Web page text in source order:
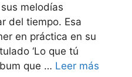
melodías
del tiempo. Esa
en práctica en su
‘Lo que tú
que … Leer más